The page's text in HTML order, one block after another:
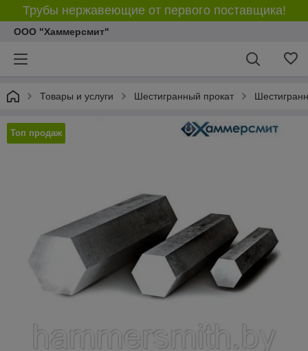
Трубы нержавеющие от первого поставщика!
ООО "Хаммерсмит"
Товары и услуги Шестигранный прокат
Топ продаж